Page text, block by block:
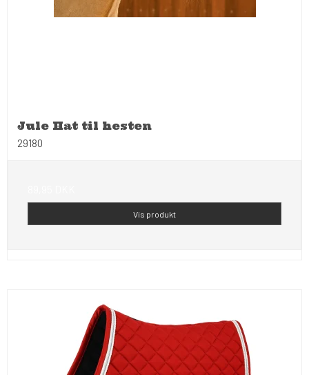
Jule Hat til hesten
29180
Vis produkt